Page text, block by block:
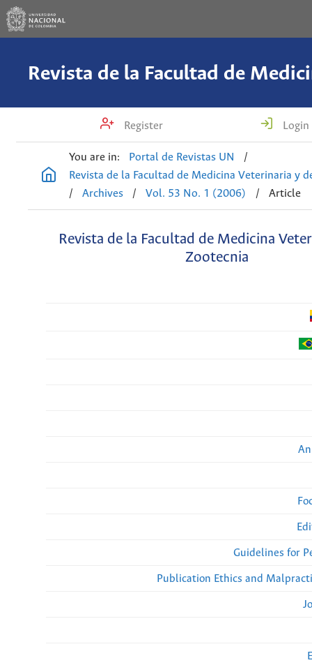
Register Login
You are in: Portal de Revistas UN
/
Revista de la Facultad de Medicina Veterinaria y
/
Archives / Vol. 53 No. 1 (2006) / Article
Revista de la Facultad de Medicina
Zootecnia
Guidelines for
Publication Ethics and